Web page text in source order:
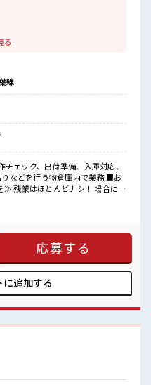
ます♪
満喫！
けど、
ていきましょう！
備！
る
線
ェック、出荷準備、入庫対応、
どを行う物倉庫内で業務 ■お
≫ 残業はほとんどナシ！ 場合によ
ます♪ ≪週休2日制≫ 週末は家
らスキルUP・ステップUP目指
ップを目指せる≫ 高時給だらけ
りできるスペース完備！ ロッカ
集中♪
応募する
に追加する